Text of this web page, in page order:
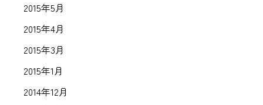
2015年5月
2015年4月
2015年3月
2015年1月
2014年12月